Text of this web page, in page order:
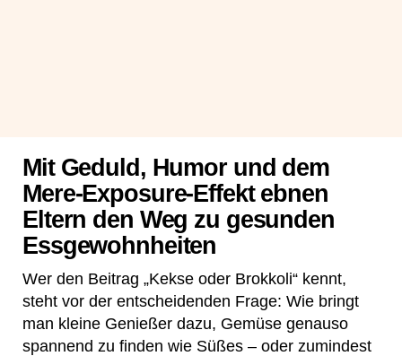
Mit Geduld, Humor und dem
Mere-Exposure-Effekt ebnen
Eltern den Weg zu gesunden
Essgewohnheiten
Wer den Beitrag „Kekse oder Brokkoli“ kennt,
steht vor der entscheidenden Frage: Wie bringt
man kleine Genießer dazu, Gemüse genauso
spannend zu finden wie Süßes – oder zumindest